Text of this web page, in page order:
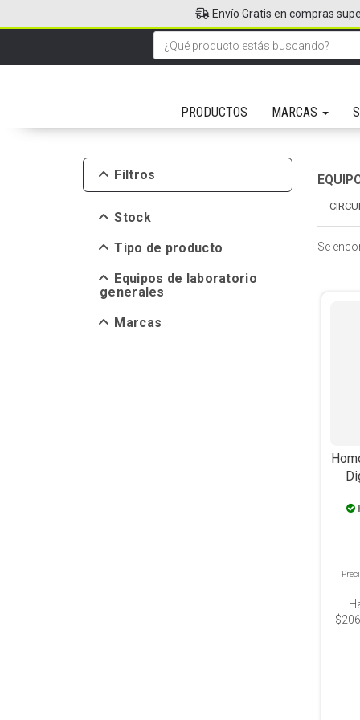
PRODUCTOS MARCAS
Envío Gratis en compras
Filtros
Stock
Tipo de producto
Equipos de laboratorio
generales
Marcas
Se